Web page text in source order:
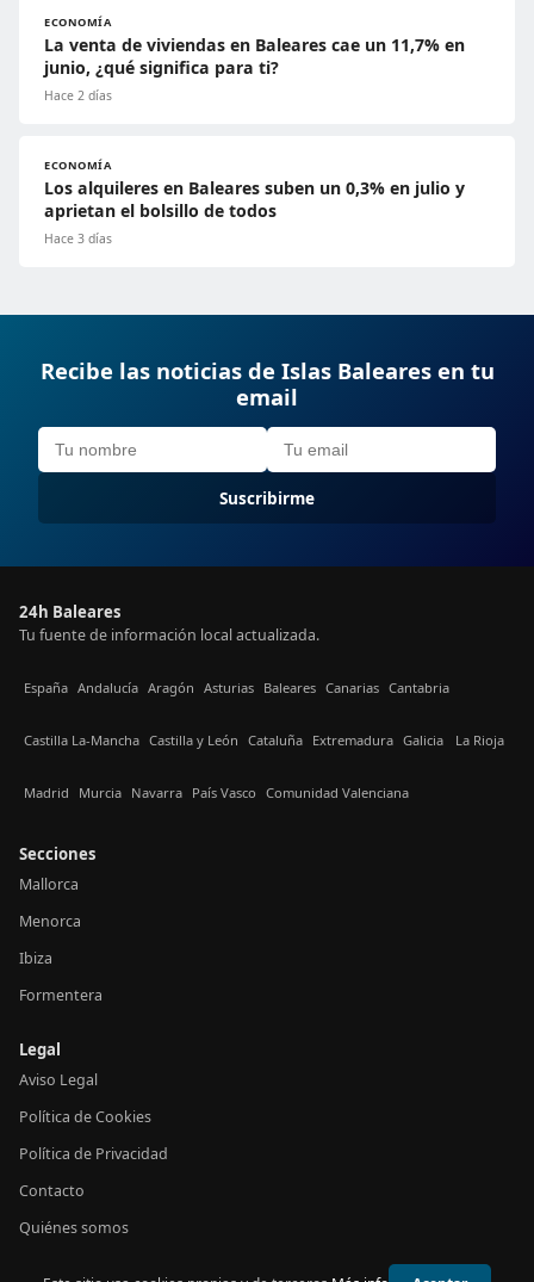
ECONOMÍA
La venta de viviendas en Baleares cae un 11,7% en
junio, ¿qué significa para ti?
Hace 2 días
ECONOMÍA
Los alquileres en Baleares suben un 0,3% en julio y
aprietan el bolsillo de todos
Hace 3 días
Recibe las noticias de Islas Baleares en tu
email
Suscribirme
24h Baleares
Tu fuente de información local actualizada.
España Andalucía Aragón Asturias Baleares Canarias Cantabria
Castilla La-Mancha Castilla y León Cataluña Extremadura Galicia La Rioja
Madrid Murcia Navarra País Vasco Comunidad Valenciana
Secciones
Mallorca
Menorca
Ibiza
Formentera
Legal
Aviso Legal
Política de Cookies
Política de Privacidad
Contacto
Quiénes somos